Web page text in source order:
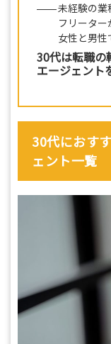
未経験の業
フリータ
女性と男性
30代は転職の
エージェント
30代におす
ェント一覧